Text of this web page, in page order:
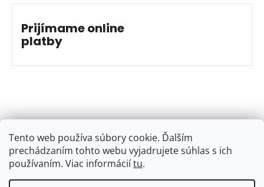
Tento web používa súbory cookie. Ďalším
prechádzaním tohto webu vyjadrujete súhlas s ich
používaním. Viac informáciítu.
Prijímame online
platby